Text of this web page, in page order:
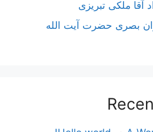
آقا ملکی تبریزی
بصری حضرت آیت الله